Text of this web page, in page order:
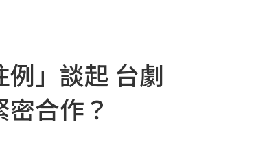
」談起 台劇
合作？